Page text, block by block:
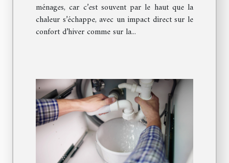
ménages, car c’est souvent par le haut que la
chaleur s’échappe, avec un impact direct sur le
confort d’hiver comme sur la...